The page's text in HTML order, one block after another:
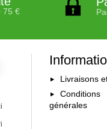
75 €
Livraisons
Conditions
générales